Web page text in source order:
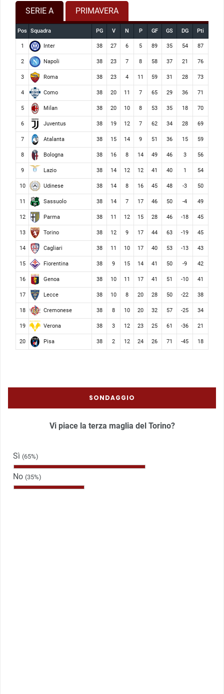
SERIE A PRIMAVERA
Pos Squadra PG V N P GF GS DG Pti
1 Inter 38 27 6 5 89 35 54 87
2 Napoli 38 23 7 8 58 37 21 76
3 Roma 38 23 4 11 59 31 28 73
4 Como 38 20 11 7 65 29 36 71
5 Milan 38 20 10 8 53 35 18 70
6 Juventus 38 19 12 7 62 34 28 69
7 Atalanta 38 15 14 9 51 36 15 59
8 Bologna 38 16 8 14 49 46 3 56
9 Lazio 38 14 12 12 41 40 1 54
10 Udinese 38 14 8 16 45 48 -3 50
11 Sassuolo 38 14 7 17 46 50 -4 49
12 Parma 38 11 12 15 28 46 -18 45
13 Torino 38 12 9 17 44 63 -19 45
14 Cagliari 38 11 10 17 40 53 -13 43
15 Fiorentina 38 9 15 14 41 50 -9 42
16 Genoa 38 10 11 17 41 51 -10 41
17 Lecce 38 10 8 20 28 50 -22 38
18 Cremonese 38 8 10 20 32 57 -25 34
19 Verona 38 3 12 23 25 61 -36 21
20 Pisa 38 2 12 24 26 71 -45 18
SONDAGGIO
Vi piace la terza maglia del Torino?
Sì (65%)
No (35%)